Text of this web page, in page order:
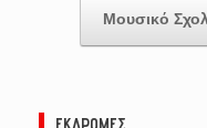
Μουσικό